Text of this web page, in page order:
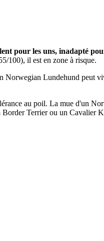
pour les uns, inadapté
100), il est en zone à risque.
Norwegian Lundehund peut
au poil. La mue d'un
Border Terrier ou un Cavalier